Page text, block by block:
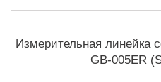
Измерительная линейка
GB-005ER